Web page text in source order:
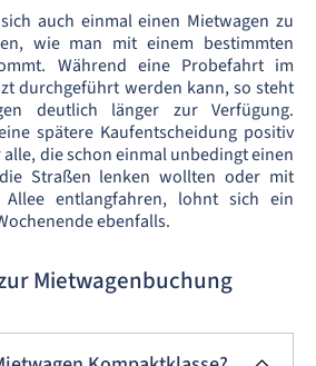
auch einmal einen Mietwagen zu
wie man mit einem bestimmten
Während eine Probefahrt im
durchgeführt werden kann, so steht
deutlich länger zur Verfügung.
spätere Kaufentscheidung positiv
die schon einmal unbedingt einen
Straßen lenken wollten oder mit
entlangfahren, lohnt sich ein
ebenfalls.
Mietwagenbuchung